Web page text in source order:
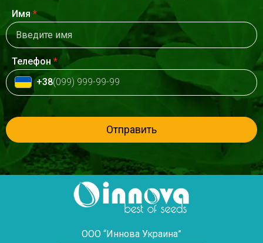
Имя *
Телефон*
+38(099) 999-99-99
Отправить
ООО “Иннова Украина”